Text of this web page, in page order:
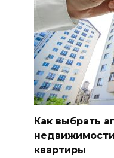
Как выбрать
квартиры